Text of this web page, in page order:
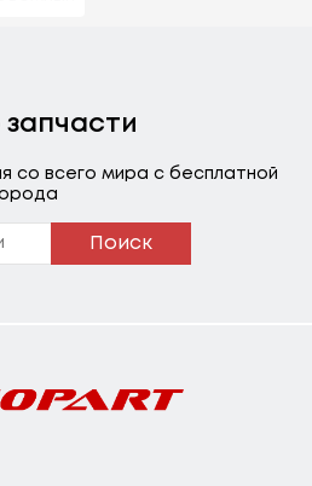
со всего мира с бесплатной
Поиск